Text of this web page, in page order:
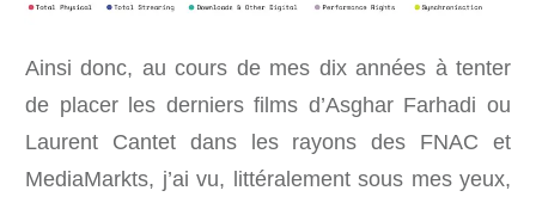
Ainsi donc, au cours de mes dix années à tenter
de placer les derniers films d’Asghar Farhadi ou
Laurent Cantet dans les rayons des FNAC et
MediaMarkts, j’ai vu, littéralement sous mes yeux,